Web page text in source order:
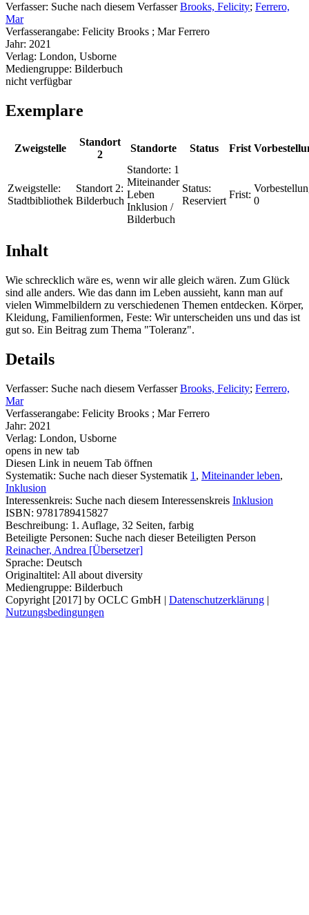
Verfasser: Suche nach diesem Verfasser Brooks, Felicity; Ferrero,
Mar
Verfasserangabe: Felicity Brooks ; Mar Ferrero
Jahr: 2021
Verlag: London, Usborne
Mediengruppe: Bilderbuch
nicht verfügbar
Exemplare
Zweigstelle
Standort
2
Standorte Status Frist
Zweigstelle:
Stadtbibliothek
Standort 2:
Bilderbuch
Standorte: 1
Miteinander
Leben
Inklusion /
Bilderbuch
Status:
Reserviert
Frist:
0
Inhalt
Wie schrecklich wäre es, wenn wir alle gleich wären. Zum Glück
sind alle anders. Wie das dann im Leben aussieht, kann man auf
vielen Wimmelbildern zu verschiedenen Themen entdecken. Körper,
Kleidung, Familienformen, Feste: Wir unterscheiden uns und das ist
gut so. Ein Beitrag zum Thema "Toleranz".
Details
Verfasser: Suche nach diesem Verfasser Brooks, Felicity; Ferrero,
Mar
Verfasserangabe: Felicity Brooks ; Mar Ferrero
Jahr: 2021
Verlag: London, Usborne
opens in new tab
Diesen Link in neuem Tab öffnen
Systematik: Suche nach dieser Systematik 1 , Miteinander leben,
Inklusion
Interessenkreis: Suche nach diesem Interessenskreis Inklusion
ISBN: 9781789415827
Beschreibung: 1. Auflage, 32 Seiten, farbig
Beteiligte Personen: Suche nach dieser Beteiligten Person
Reinacher, Andrea [Übersetzer]
Sprache: Deutsch
Originaltitel: All about diversity
Mediengruppe: Bilderbuch
Copyright [2017] by OCLC GmbH | Datenschutzerklärung |
Nutzungsbedingungen